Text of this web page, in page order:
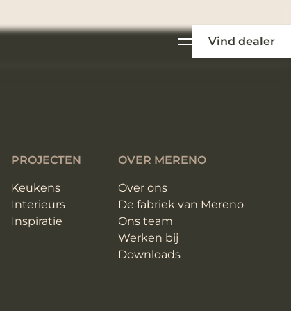
Vind dealer
PROJECTEN
Keukens
Interieurs
Inspiratie
OVER MERENO
Over ons
De fabriek van Mereno
Ons team
Werken bij
Downloads